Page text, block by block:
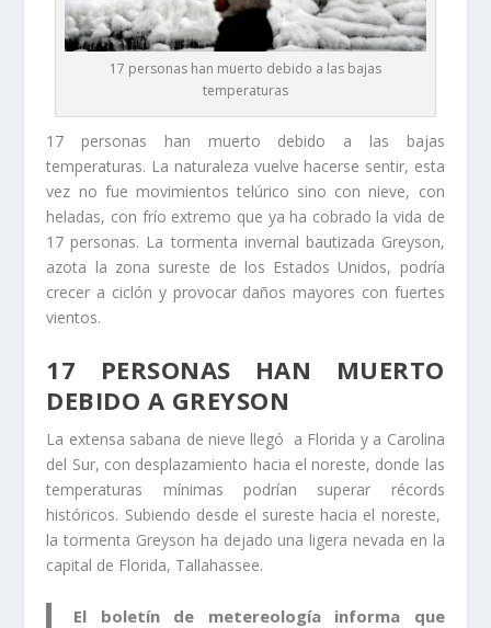
17 personas han muerto debido a las bajas
temperaturas
17 personas han muerto debido a las bajas
temperaturas. La naturaleza vuelve hacerse sentir, esta
vez no fue movimientos telúrico sino con nieve, con
heladas, con frío extremo que ya ha cobrado la vida de
17 personas. La tormenta invernal bautizada Greyson,
azota la zona sureste de los Estados Unidos, podría
crecer a ciclón y provocar daños mayores con fuertes
vientos.
17 PERSONAS HAN MUERTO
DEBIDO A GREYSON
La extensa sabana de nieve llegó a Florida y a Carolina
del Sur, con desplazamiento hacia el noreste, donde las
temperaturas mínimas podrían superar récords
históricos. Subiendo desde el sureste hacia el noreste,
la tormenta Greyson ha dejado una ligera nevada en la
capital de Florida, Tallahassee.
El boletín de metereología informa que